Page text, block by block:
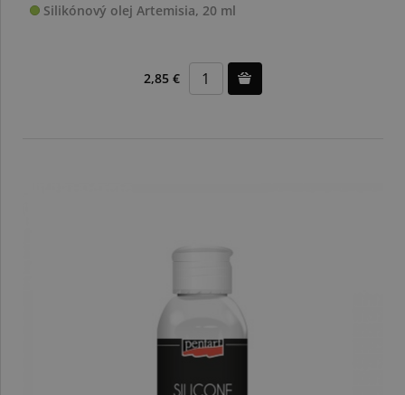
Silikónový olej Artemisia, 20 ml
2,85 €